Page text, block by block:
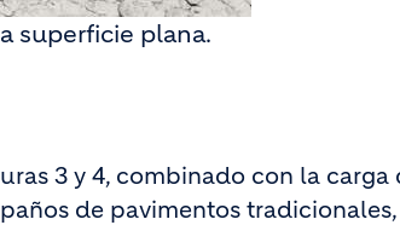
superficie plana.
3 y 4, combinado con la carga
de pavimentos